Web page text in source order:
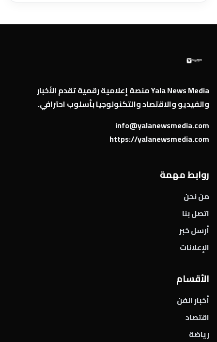
Yala News Media منصة إعلامية رقمية تقدم الأخبار
والفيديو والاقتصاد والتكنولوجيا بأسلوب احترافي.
info@yalanewsmedia.com
https://yalanewsmedia.com
روابط مهمة
من نحن
اتصل بنا
أرسل خبر
الإعلانات
الأقسام
أخبار الفن
اقتصاد
رياضة